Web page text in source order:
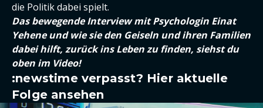
die Politik dabei spielt.
Das bewegende Interview mit Psychologin Einat
Yehene und wie sie den Geiseln und ihren Familien
dabei hilft, zurück ins Leben zu finden, siehst du
oben im Video!
:newstime verpasst? Hier aktuelle
Folge ansehen